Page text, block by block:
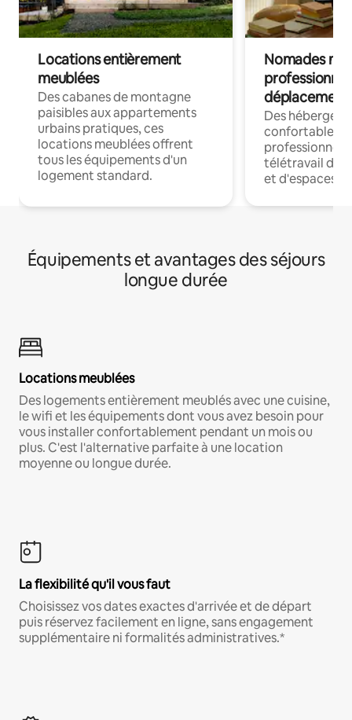
Locations entièrement
meublées
Des cabanes de montagne
paisibles aux appartements
urbains pratiques, ces
locations meublées offrent
tous les équipements d'un
logement standard.
Nomades
déplacement
Des
confortables
professionnels
télétravail
et d'espaces
Équipements et avantages des séjours
longue durée
Locations meublées
Des logements entièrement meublés avec une cuisine,
le wifi et les équipements dont vous avez besoin pour
vous installer confortablement pendant un mois ou
plus. C'est l'alternative parfaite à une location
moyenne ou longue durée.
La flexibilité qu'il vous faut
Choisissez vos dates exactes d'arrivée et de départ
puis réservez facilement en ligne, sans engagement
supplémentaire ni formalités administratives.*